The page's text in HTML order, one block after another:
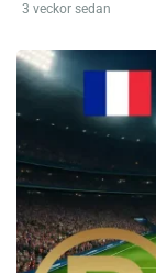
3 veckor sedan